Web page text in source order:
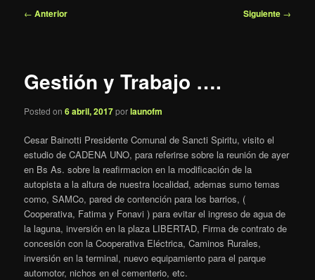
Navegación
← Anterior Siguiente →
Gestión y Trabajo ….
Posted on6 abril, 2017porlaunofm
Cesar Bainotti Presidente Comunal de Sancti Spiritu, visito el
estudio de CADENA UNO, para referirse sobre la reunión de ayer
en Bs As. sobre la reafirmacion en la modificación de la
autopista a la altura de nuestra localidad, ademas sumo temas
como, SAMCo, pared de contención para los barrios, (
Cooperativa, Fatima y Fonavi ) para evitar el ingreso de agua de
la laguna, inversión en la plaza LIBERTAD, Firma de contrato de
concesión con la Cooperativa Eléctrica, Caminos Rurales,
inversión en la terminal, nuevo equipamiento para el parque
automotor, nichos en el cementerio, etc.